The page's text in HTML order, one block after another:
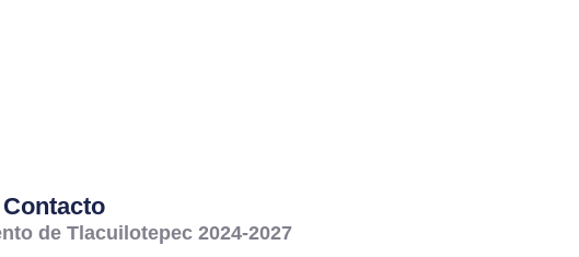
de Tlacuilotepec 2024-2027